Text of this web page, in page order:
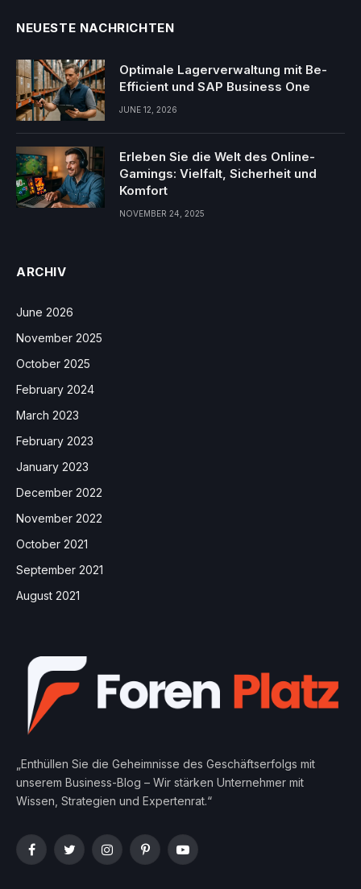
NEUESTE NACHRICHTEN
Optimale Lagerverwaltung mit Be-
Efficient und SAP Business One
JUNE 12, 2026
Erleben Sie die Welt des Online-
Gamings: Vielfalt, Sicherheit und
Komfort
NOVEMBER 24, 2025
ARCHIV
June 2026
November 2025
October 2025
February 2024
March 2023
February 2023
January 2023
December 2022
November 2022
October 2021
September 2021
August 2021
„Enthüllen Sie die Geheimnisse des Geschäftserfolgs mit
unserem Business-Blog – Wir stärken Unternehmer mit
Wissen, Strategien und Expertenrat.“
FacebookTwitterInstagramPinterestYouTube